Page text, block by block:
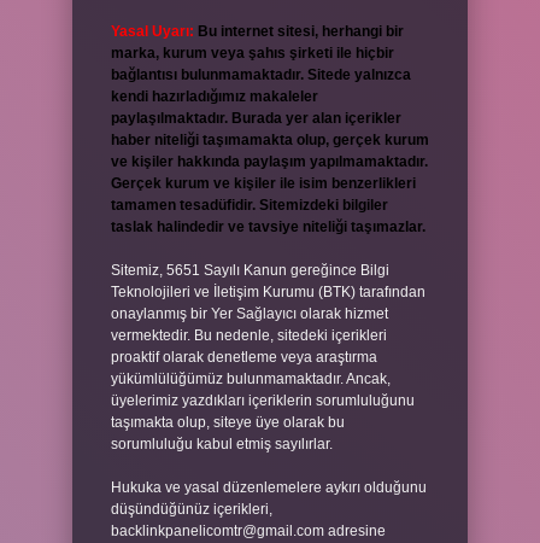
Yasal Uyarı: Bu internet sitesi, herhangi bir
marka, kurum veya şahıs şirketi ile hiçbir
bağlantısı bulunmamaktadır. Sitede yalnızca
kendi hazırladığımız makaleler
paylaşılmaktadır. Burada yer alan içerikler
haber niteliği taşımamakta olup, gerçek kurum
ve kişiler hakkında paylaşım yapılmamaktadır.
Gerçek kurum ve kişiler ile isim benzerlikleri
tamamen tesadüfidir. Sitemizdeki bilgiler
taslak halindedir ve tavsiye niteliği taşımazlar.
Sitemiz, 5651 Sayılı Kanun gereğince Bilgi
Teknolojileri ve İletişim Kurumu (BTK) tarafından
onaylanmış bir Yer Sağlayıcı olarak hizmet
vermektedir. Bu nedenle, sitedeki içerikleri
proaktif olarak denetleme veya araştırma
yükümlülüğümüz bulunmamaktadır. Ancak,
üyelerimiz yazdıkları içeriklerin sorumluluğunu
taşımakta olup, siteye üye olarak bu
sorumluluğu kabul etmiş sayılırlar.
Hukuka ve yasal düzenlemelere aykırı olduğunu
düşündüğünüz içerikleri,
backlinkpanelicomtr@gmail.com adresine